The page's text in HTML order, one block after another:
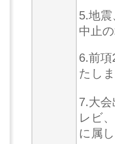
5.地
中止
6.前
たし
7.大
レビ
に属